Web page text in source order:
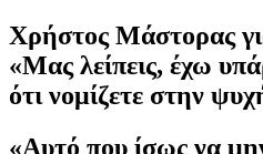
Χρήστος Μάστορας
«Μας λείπεις, έχω
ότι νομίζετε στην
«Aυτό που ίσως να